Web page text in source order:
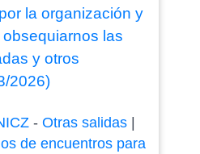
la organización y
las
y otros
2026)
- Otras salidas|
de encuentros para